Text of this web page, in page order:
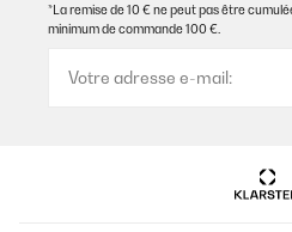
*La remise de 10 € ne peut pas être
minimum de commande 100 €.